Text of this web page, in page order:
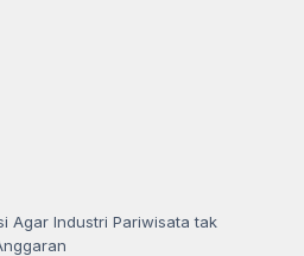
Agar Industri Pariwisata tak